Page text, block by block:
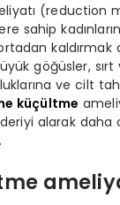
(reduction
sahip kadınların
kaldırmak
göğüsler,
ve cilt
küçültme
alarak daha